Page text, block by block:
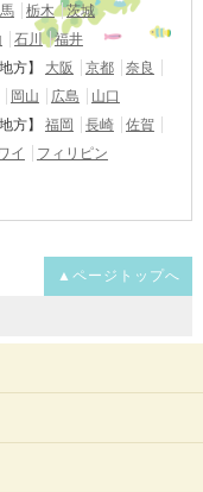
栃木
茨城
石川
福井
方】 大阪 京都
奈良
岡山 広島
山口
方】 福岡 長崎
佐賀
イ
フィリピン
▲ページトップへ